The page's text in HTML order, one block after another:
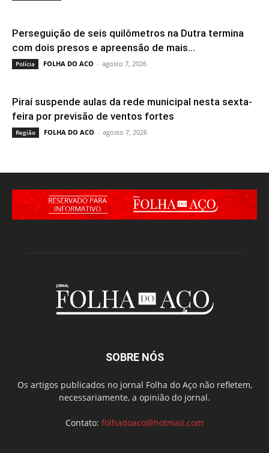
Perseguição de seis quilômetros na Dutra termina
com dois presos e apreensão de mais...
Polícia FOLHA DO ACO - agosto 7, 2026
Piraí suspende aulas da rede municipal nesta sexta-
feira por previsão de ventos fortes
Região FOLHA DO ACO - agosto 7, 2026
SOBRE NÓS
Os artigos publicados no jornal Folha do Aço não refletem,
necessariamente, a opinião do jornal.
Contato: folhadoaco@hotmail.com